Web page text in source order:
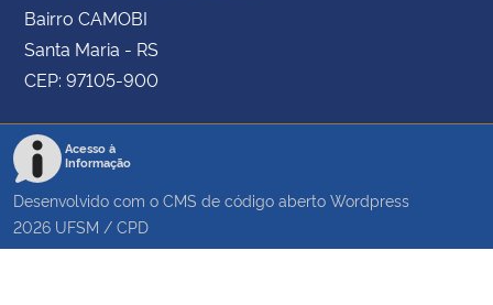
Bairro CAMOBI
Santa Maria - RS
CEP: 97105-900
Acesso à
Informação
Desenvolvido com o CMS de código aberto Wordpress
2026 UFSM / CPD